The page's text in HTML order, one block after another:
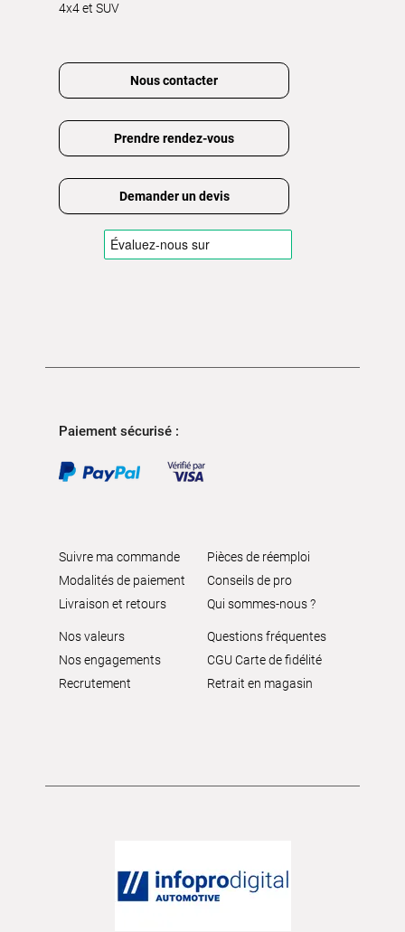
4x4 et SUV
Nous contacter
Prendre rendez-vous
Demander un devis
Paiement sécurisé :
Suivre ma commande
Modalités de paiement
Livraison et retours
Pièces de réemploi
Conseils de pro
Qui sommes-nous ?
Nos valeurs
Nos engagements
Recrutement
Questions fréquentes
CGU Carte de fidélité
Retrait en magasin